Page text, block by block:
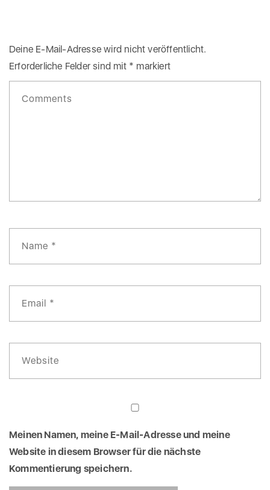
Deine E-Mail-Adresse wird nicht veröffentlicht.
Erforderliche Felder sind mit * markiert
Meinen Namen, meine E-Mail-Adresse und meine
Website in diesem Browser für die nächste
Kommentierung speichern.